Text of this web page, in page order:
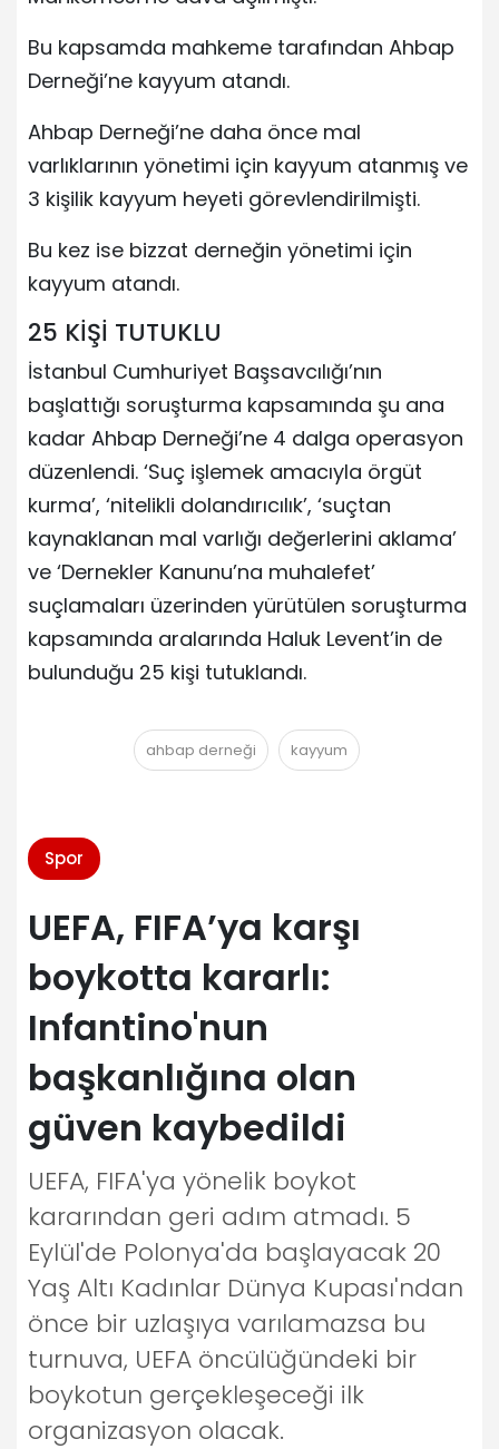
Bu kapsamda mahkeme tarafından Ahbap
Derneği’ne kayyum atandı.
Ahbap Derneği’ne daha önce mal
varlıklarının yönetimi için kayyum atanmış ve
3 kişilik kayyum heyeti görevlendirilmişti.
Bu kez ise bizzat derneğin yönetimi için
kayyum atandı.
25 KİŞİ TUTUKLU
İstanbul Cumhuriyet Başsavcılığı’nın
başlattığı soruşturma kapsamında şu ana
kadar Ahbap Derneği’ne 4 dalga operasyon
düzenlendi. ‘Suç işlemek amacıyla örgüt
kurma’, ‘nitelikli dolandırıcılık’, ‘suçtan
kaynaklanan mal varlığı değerlerini aklama’
ve ‘Dernekler Kanunu’na muhalefet’
suçlamaları üzerinden yürütülen soruşturma
kapsamında aralarında Haluk Levent’in de
bulunduğu 25 kişi tutuklandı.
ahbap derneği kayyum
Spor
UEFA, FIFA’ya karşı
boykotta kararlı:
Infantino'nun
başkanlığına olan
güven kaybedildi
UEFA, FIFA'ya yönelik boykot
kararından geri adım atmadı. 5
Eylül'de Polonya'da başlayacak 20
Yaş Altı Kadınlar Dünya Kupası'ndan
önce bir uzlaşıya varılamazsa bu
turnuva, UEFA öncülüğündeki bir
boykotun gerçekleşeceği ilk
organizasyon olacak.